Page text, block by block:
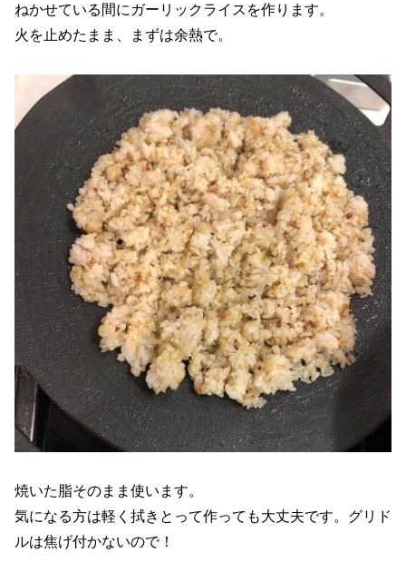
ねかせている間にガーリックライスを作ります。
火を止めたまま、まずは余熱で。
焼いた脂そのまま使います。
気になる方は軽く拭きとって作っても大丈夫です。グリド
ルは焦げ付かないので！